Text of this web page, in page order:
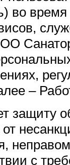
во
–
защиту
с